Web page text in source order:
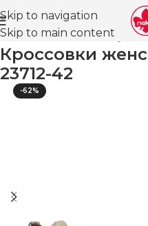
Skip to navigation
Skip to main content
Главная Магазин Обувь
Кроссовки
23712-42
-62%